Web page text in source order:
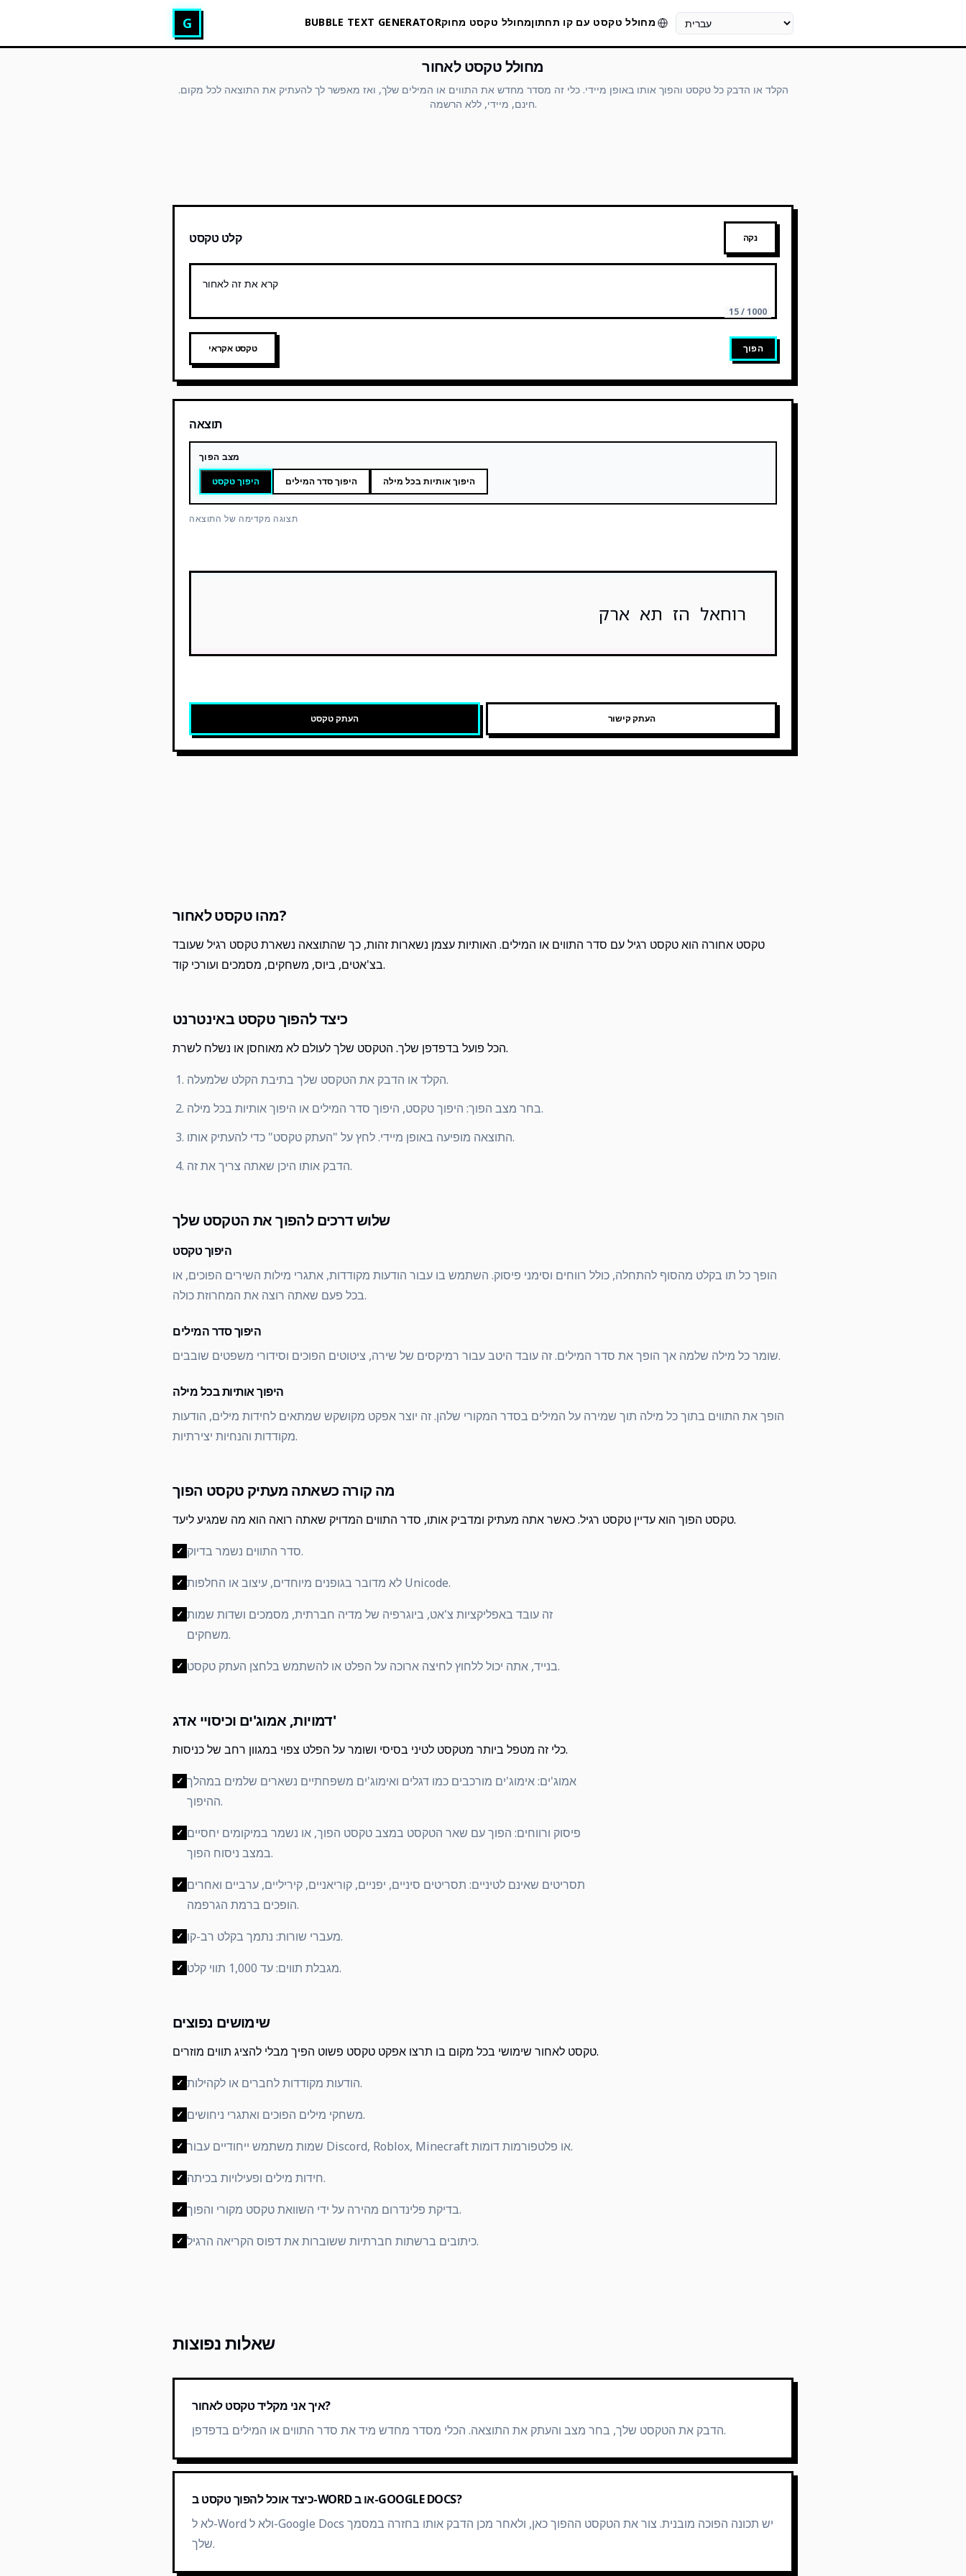
G BUBBLE TEXT GENERATORמחולל טקסט מחוקמחולל טקסט עם קו תחתון שפה
מחולל טקסט לאחור
הקלד או הדבק כל טקסט והפוך אותו באופן מיידי. כלי זה מסדר מחדש את התווים או המילים שלך, ואז מאפשר לך להעתיק את התוצאה לכל מקום.
חינם, מיידי, ללא הרשמה.
קלט טקסט נקה
15 / 1000
טקסט אקראי הפוך
תוצאה
מצב הפוך
היפוך טקסט
היפוך סדר המילים היפוך אותיות בכל מילה
תצוגה מקדימה של התוצאה
רוחאל הז תא ארק
העתק טקסט העתק קישור
מהו טקסט לאחור?
טקסט אחורה הוא טקסט רגיל עם סדר התווים או המילים. האותיות עצמן נשארות זהות, כך שהתוצאה נשארת טקסט רגיל שעובד
בצ'אטים, ביוס, משחקים, מסמכים ועורכי קוד.
כיצד להפוך טקסט באינטרנט
הכל פועל בדפדפן שלך. הטקסט שלך לעולם לא מאוחסן או נשלח לשרת.
הקלד או הדבק את הטקסט שלך בתיבת הקלט שלמעלה.
בחר מצב הפוך: היפוך טקסט, היפוך סדר המילים או היפוך אותיות בכל מילה.
התוצאה מופיעה באופן מיידי. לחץ על "העתק טקסט" כדי להעתיק אותו.
הדבק אותו היכן שאתה צריך את זה.
שלוש דרכים להפוך את הטקסט שלך
היפוך טקסט
הופך כל תו בקלט מהסוף להתחלה, כולל רווחים וסימני פיסוק. השתמש בו עבור הודעות מקודדות, אתגרי מילות השירים הפוכים, או
בכל פעם שאתה רוצה את המחרוזת כולה.
היפוך סדר המילים
שומר כל מילה שלמה אך הופך את סדר המילים. זה עובד היטב עבור רמיקסים של שירה, ציטוטים הפוכים וסידורי משפטים שובבים.
היפוך אותיות בכל מילה
הופך את התווים בתוך כל מילה תוך שמירה על המילים בסדר המקורי שלהן. זה יוצר אפקט מקושקש שמתאים לחידות מילים, הודעות
מקודדות והנחיות יצירתיות.
מה קורה כשאתה מעתיק טקסט הפוך
טקסט הפוך הוא עדיין טקסט רגיל. כאשר אתה מעתיק ומדביק אותו, סדר התווים המדויק שאתה רואה הוא מה שמגיע ליעד.
✓ סדר התווים נשמר בדיוק.
✓ לא מדובר בגופנים מיוחדים, עיצוב או החלפות Unicode.
✓ זה עובד באפליקציות צ'אט, ביוגרפיה של מדיה חברתית, מסמכים ושדות שמות
משחקים.
✓ בנייד, אתה יכול ללחוץ לחיצה ארוכה על הפלט או להשתמש בלחצן העתק טקסט.
דמויות, אמוג'ים וכיסויי אדג'
כלי זה מטפל ביותר מטקסט לטיני בסיסי ושומר על הפלט צפוי במגוון רחב של כניסות.
✓ אמוג'ים: אימוג'ים מורכבים כמו דגלים ואימוג'ים משפחתיים נשארים שלמים במהלך
ההיפוך.
✓ פיסוק ורווחים: הפוך עם שאר הטקסט במצב טקסט הפוך, או נשמר במיקומים יחסיים
במצב ניסוח הפוך.
✓ תסריטים שאינם לטיניים: תסריטים סיניים, יפניים, קוריאניים, קיריליים, ערביים ואחרים
הופכים ברמת הגרפמה.
✓ מעברי שורות: נתמך בקלט רב-קו.
✓ מגבלת תווים: עד 1,000 תווי קלט.
שימושים נפוצים
טקסט לאחור שימושי בכל מקום בו תרצו אפקט טקסט פשוט הפיך מבלי להציג תווים מוזרים.
✓ הודעות מקודדות לחברים או לקהילות.
✓ משחקי מילים הפוכים ואתגרי ניחושים.
✓ שמות משתמש ייחודיים עבור Discord, Roblox, Minecraft או פלטפורמות דומות.
✓ חידות מילים ופעילויות בכיתה.
✓ בדיקת פלינדרום מהירה על ידי השוואת טקסט מקורי והפוך.
✓ כיתובים ברשתות חברתיות ששוברות את דפוס הקריאה הרגיל.
שאלות נפוצות
איך אני מקליד טקסט לאחור?
הדבק את הטקסט שלך, בחר מצב והעתק את התוצאה. הכלי מסדר מחדש מיד את סדר התווים או המילים בדפדפן.
כיצד אוכל להפוך טקסט ב-WORD או ב-GOOGLE DOCS?
לא ל-Word ולא ל-Google Docs יש תכונה הפוכה מובנית. צור את הטקסט ההפוך כאן, ולאחר מכן הדבק אותו בחזרה במסמך
שלך.